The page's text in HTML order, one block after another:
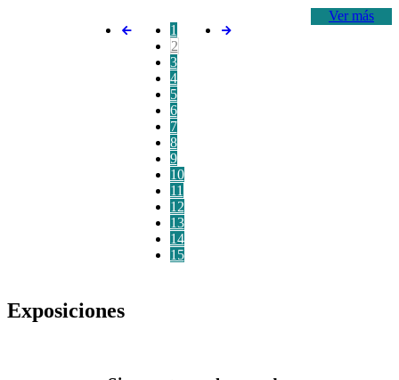
Ver más
1
2
3
4
5
6
7
8
9
10
11
12
13
14
15
Exposiciones